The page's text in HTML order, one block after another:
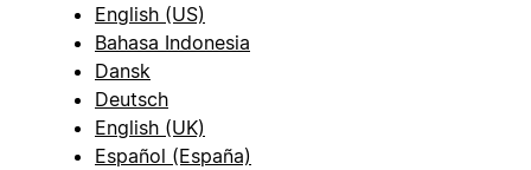
English (US)
Bahasa Indonesia
Dansk
Deutsch
English (UK)
Español (España)